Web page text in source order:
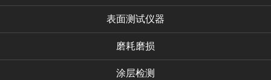
表面测试仪器
磨耗磨损
涂层检测